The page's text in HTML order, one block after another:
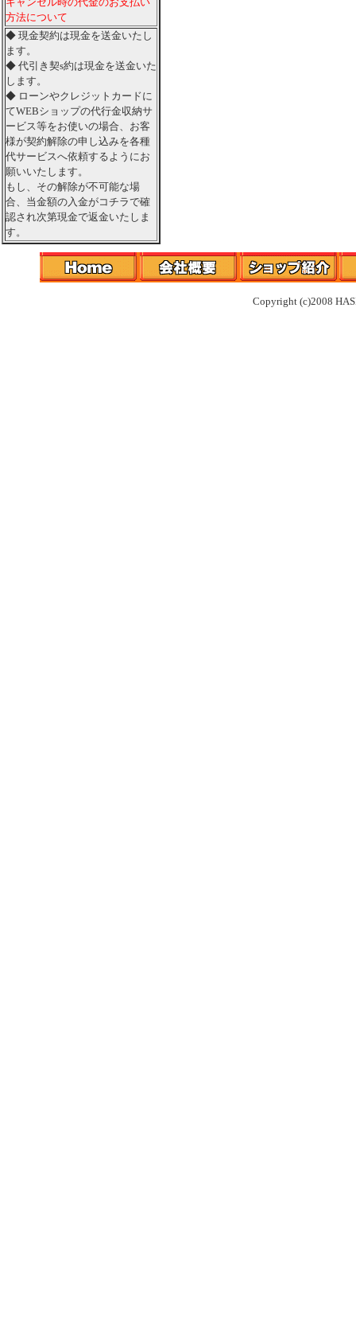
キャンセル時の代金のお支払い
方法について
◆ 現金契約は現金を送金いたし
ます。
◆ 代引き契s約は現金を送金いた
します。
◆ ローンやクレジットカードに
てWEBショップの代行金収納サ
ービス等をお使いの場合、お客
様が契約解除の申し込みを各種
代サービスへ依頼するようにお
願いいたします。
もし、その解除が不可能な場
合、当金額の入金がコチラで確
認され次第現金で返金いたしま
す。
Copyright (c)2008